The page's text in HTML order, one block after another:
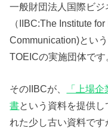
一般財団法人国際ビ
（IIBC:The Institute
Communication)とい
TOEICの実施団体です
そのIIBCが、
「上場
書という資料を提供
れた少し古い資料で